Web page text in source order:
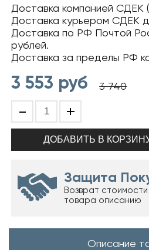
Доставка компанией СДЕК
Доставка курьером СДЕК
Доставка по РФ Почтой
рублей.
Доставка за пределы РФ
3 553 руб 3 740
- +
Защита
Возврат
товара описанию
Описание